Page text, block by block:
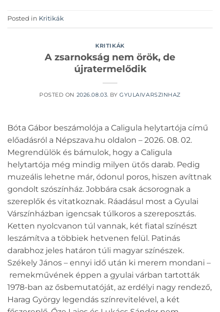
Posted in Kritikák
KRITIKÁK
A zsarnokság nem örök, de
újratermelődik
POSTED ON 2026.08.03. BYGYULAIVARSZINHAZ
Bóta Gábor beszámolója a Caligula helytartója című
előadásról a Népszava.hu oldalon – 2026. 08. 02.
Megrendülök és bámulok, hogy a Caligula
helytartója még mindig milyen ütős darab. Pedig
muzeális lehetne már, ódonul poros, hiszen avíttnak
gondolt szószínház. Jobbára csak ácsorognak a
szereplők és vitatkoznak. Ráadásul most a Gyulai
Várszínházban igencsak túlkoros a szereposztás.
Ketten nyolcvanon túl vannak, két fiatal színészt
leszámítva a többiek hetvenen felül. Patinás
darabhoz jeles határon túli magyar színészek.
Székely János – ennyi idő után ki merem mondani –
remekművének éppen a gyulai várban tartották
1978-ban az ősbemutatóját, az erdélyi nagy rendező,
Harag György legendás színrevitelével, a két